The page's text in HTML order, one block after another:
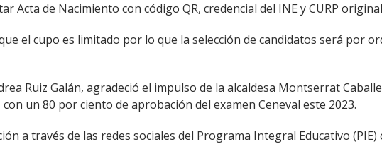
Acta de Nacimiento con código QR, credencial del INE y CURP
el cupo es limitado por lo que la selección de candidatos será por
Ruiz Galán, agradeció el impulso de la alcaldesa Montserrat
un 80 por ciento de aprobación del examen Ceneval este 2023.
a través de las redes sociales del Programa Integral Educativo